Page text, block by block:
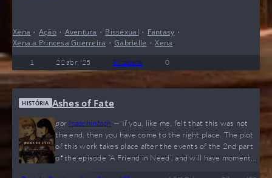
Xena • Ação• Aventura • Bissexual • Fantasy •
Xena a Princesa Guerreira •Gabrielle •Xena
1 22 abr, '25 Elizabete 0
HISTÓRIA Ashes of Fate
por Isaachintosh — If you, like me, felt that this was not
the end, then you have come to the right place. The plot
of this work takes place after the events of the 2nd part
of the episode “A Friend in Need”, and will have moments